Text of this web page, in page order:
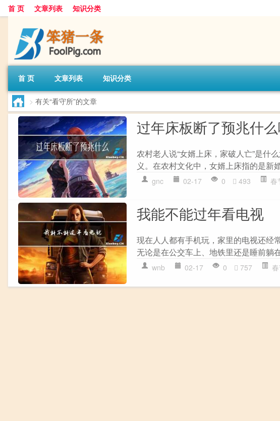
首 页 文章列表 知识分类
首 页 文章列表 知识分类
> 有关“看守所”的文章
过年床板断了预兆什
农村老人说“女婿上床，家破人亡”是什
义。在农村文化中，女婿上床指的是新
gnc 02-17 0 493 春
我能不能过年看电视
现在人人都有手机玩，家里的电视还经
无论是在公交车上、地铁里还是睡前躺
wnb 02-17 0 757